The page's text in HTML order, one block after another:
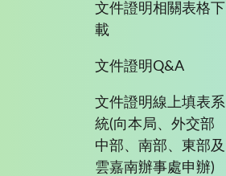
文件證明相關表格下
載
文件證明Q&A
文件證明線上填表系
統(向本局、外交部
中部、南部、東部及
雲嘉南辦事處申辦)